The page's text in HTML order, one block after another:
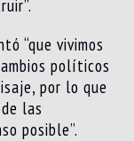
“que vivimos
políticos
por lo que
las
posible”.